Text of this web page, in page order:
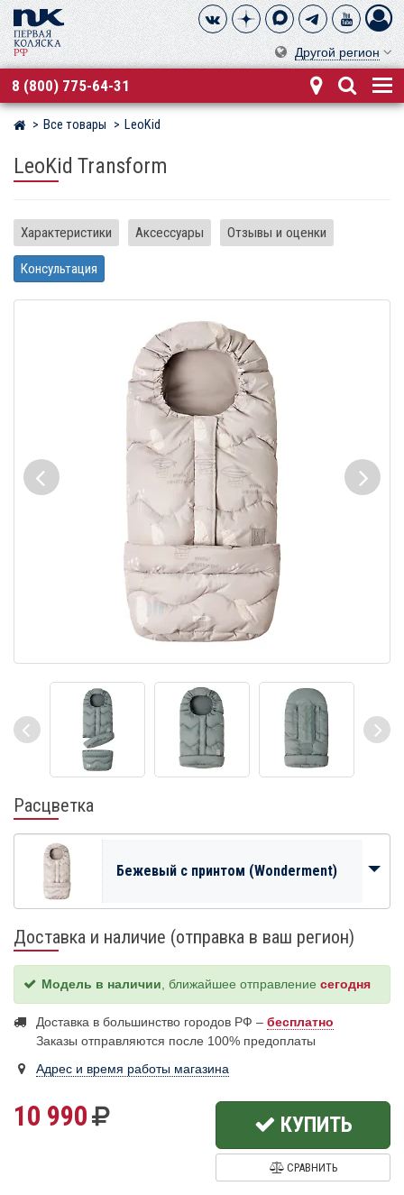
Другой регион
8 (800) 775-64-31
Магазин детских колясок
Все товары LeoKid
LeoKid Transform
Характеристики Аксессуары Отзывы и оценки
Консультация
Расцветка
Бежевый с принтом (Wonderment)
Доставка и наличие (отправка в ваш регион)
Модель в наличии , ближайшее отправление сегодня
Доставка в большинство городов РФ – бесплатно
Заказы отправляются после 100% предоплаты
Адрес и время работы магазина
10 990 КУПИТЬ
СРАВНИТЬ